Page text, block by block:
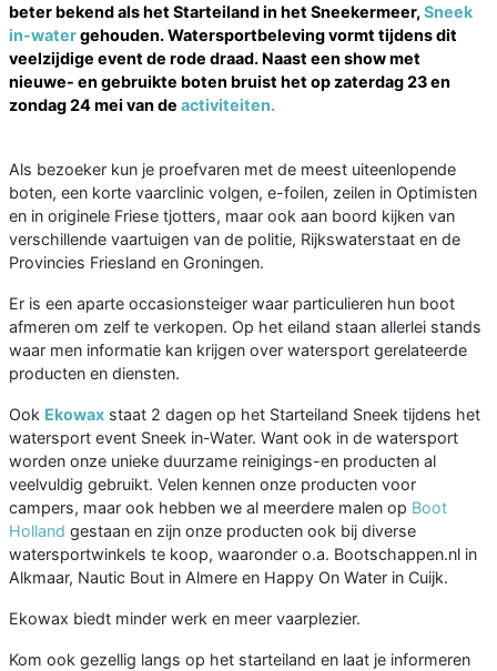
beter bekend als het Starteiland in het Sneekermeer, Sneek
in-watergehouden. Watersportbeleving vormt tijdens dit
veelzijdige event de rode draad. Naast een show met
nieuwe- en gebruikte boten bruist het op zaterdag 23 en
zondag 24 mei van de activiteiten.
Als bezoeker kun je proefvaren met de meest uiteenlopende
boten, een korte vaarclinic volgen, e-foilen, zeilen in Optimisten
en in originele Friese tjotters, maar ook aan boord kijken van
verschillende vaartuigen van de politie, Rijkswaterstaat en de
Provincies Friesland en Groningen.
Er is een aparte occasionsteiger waar particulieren hun boot
afmeren om zelf te verkopen. Op het eiland staan allerlei stands
waar men informatie kan krijgen over watersport gerelateerde
producten en diensten.
Ook Ekowax staat 2 dagen op het Starteiland Sneek tijdens het
watersport event Sneek in-Water. Want ook in de watersport
worden onze unieke duurzame reinigings-en producten al
veelvuldig gebruikt. Velen kennen onze producten voor
campers, maar ook hebben we al meerdere malen op Boot
Holland gestaan en zijn onze producten ook bij diverse
watersportwinkels te koop, waaronder o.a. Bootschappen.nl in
Alkmaar, Nautic Bout in Almere en Happy On Water in Cuijk.
Ekowax biedt minder werk en meer vaarplezier.
Kom ook gezellig langs op het starteiland en laat je informeren